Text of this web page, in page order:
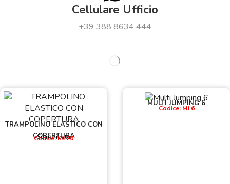
Cellulare Ufficio
+39 388 8634 444
TRAMPOLINO ELASTICO CON
COPERTURA
Su richiesta
Codice: MJ 26
MULTI JUMPING 6
Codice: MJ 6